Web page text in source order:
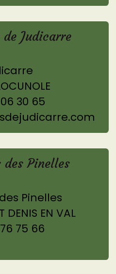
de Judicarre
30 65
des Pinelles
Pinelles
DENIS EN VAL
75 66